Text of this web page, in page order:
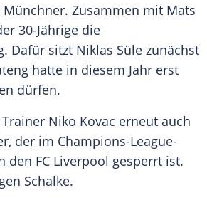
Zusammen mit Mats
30-Jährige die
Dafür sitzt Niklas Süle zunächst
hatte in diesem Jahr erst
dürfen.
Niko Kovac erneut auch
der im Champions-League-
den FC Liverpool gesperrt ist.
Schalke.